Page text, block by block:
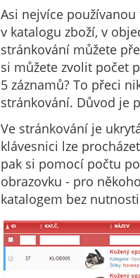
Asi nejvíce
v katalogu zboží, v
stránkování můžete
si můžete zvolit počet
5 záznamů? To přeci
stránkování. Důvod je
Ve stránkování je
klávesnici lze
pak si pomocí počtu
obrazovku - pro
katalogem bez